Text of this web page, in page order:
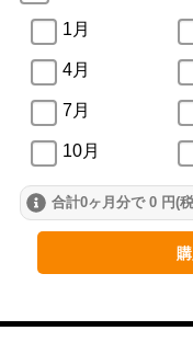
1月
4月
7月
10月
2024年
7月
合計0ヶ月分で 0 円(